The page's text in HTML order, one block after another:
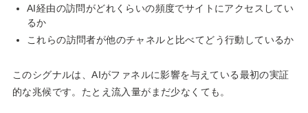
AI経由の訪問がどれくらいの頻度でサイトにアクセスしてい
るか
これらの訪問者が他のチャネルと比べてどう行動しているか
このシグナルは、AIがファネルに影響を与えている最初の実証
的な兆候です。たとえ流入量がまだ少なくても。